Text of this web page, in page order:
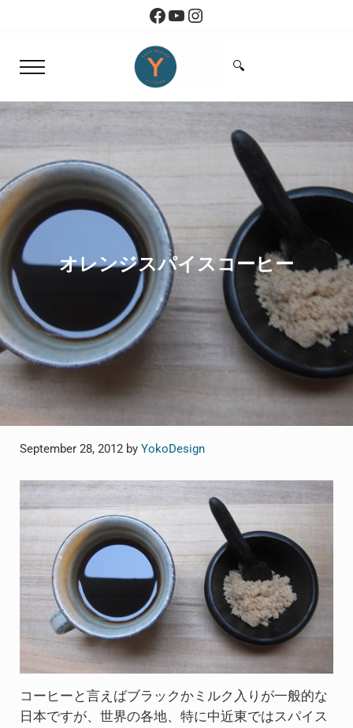
Skip to header right navigationFacebook
YouTube
Instagram
Menu
Yoko Design Kitchen
Search...
🔍
オレンジスパイスコーヒー
September 28, 2012 by YokoDesign
コーヒーと言えばブラックかミルク入りが一般的な
日本ですが、世界の各地、特に中近東ではスパイス